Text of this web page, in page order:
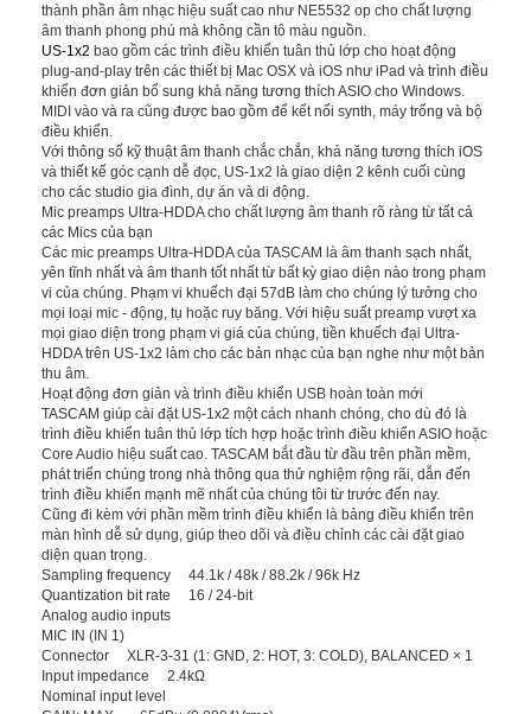
thành phần âm nhạc hiệu suất cao như NE5532 op cho chất lượng
âm thanh phong phú mà không cần tô màu nguồn.
US-1x2 bao gồm các trình điều khiển tuân thủ lớp cho hoạt động
plug-and-play trên các thiết bị Mac OSX và iOS như iPad và trình điều
khiển đơn giản bổ sung khả năng tương thích ASIO cho Windows.
MIDI vào và ra cũng được bao gồm để kết nối synth, máy trống và bộ
điều khiển.
Với thông số kỹ thuật âm thanh chắc chắn, khả năng tương thích iOS
và thiết kế góc cạnh dễ đọc, US-1x2 là giao diện 2 kênh cuối cùng
cho các studio gia đình, dự án và di động.
Mic preamps Ultra-HDDA cho chất lượng âm thanh rõ ràng từ tất cả
các Mics của bạn
Các mic preamps Ultra-HDDA của TASCAM là âm thanh sạch nhất,
yên tĩnh nhất và âm thanh tốt nhất từ ​​bất kỳ giao diện nào trong phạm
vi của chúng. Phạm vi khuếch đại 57dB làm cho chúng lý tưởng cho
mọi loại mic - động, tụ hoặc ruy băng. Với hiệu suất preamp vượt xa
mọi giao diện trong phạm vi giá của chúng, tiền khuếch đại Ultra-
HDDA trên US-1x2 làm cho các bản nhạc của bạn nghe như một bản
thu âm.
Hoạt động đơn giản và trình điều khiển USB hoàn toàn mới
TASCAM giúp cài đặt US-1x2 một cách nhanh chóng, cho dù đó là
trình điều khiển tuân thủ lớp tích hợp hoặc trình điều khiển ASIO hoặc
Core Audio hiệu suất cao. TASCAM bắt đầu từ đầu trên phần mềm,
phát triển chúng trong nhà thông qua thử nghiệm rộng rãi, dẫn đến
trình điều khiển mạnh mẽ nhất của chúng tôi từ trước đến nay.
Cũng đi kèm với phần mềm trình điều khiển là bảng điều khiển trên
màn hình dễ sử dụng, giúp theo dõi và điều chỉnh các cài đặt giao
diện quan trọng.
Sampling frequency 44.1k / 48k / 88.2k / 96k Hz
Quantization bit rate 16 / 24-bit
Analog audio inputs
MIC IN (IN 1)
Connector XLR-3-31 (1: GND, 2: HOT, 3: COLD), BALANCED × 1
Input impedance 2.4kΩ
Nominal input level